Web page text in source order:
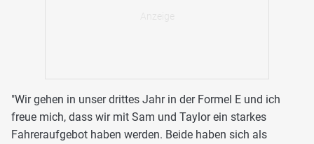
"Wir gehen in unser drittes Jahr in der Formel E und ich
freue mich, dass wir mit Sam und Taylor ein starkes
Fahreraufgebot haben werden. Beide haben sich als